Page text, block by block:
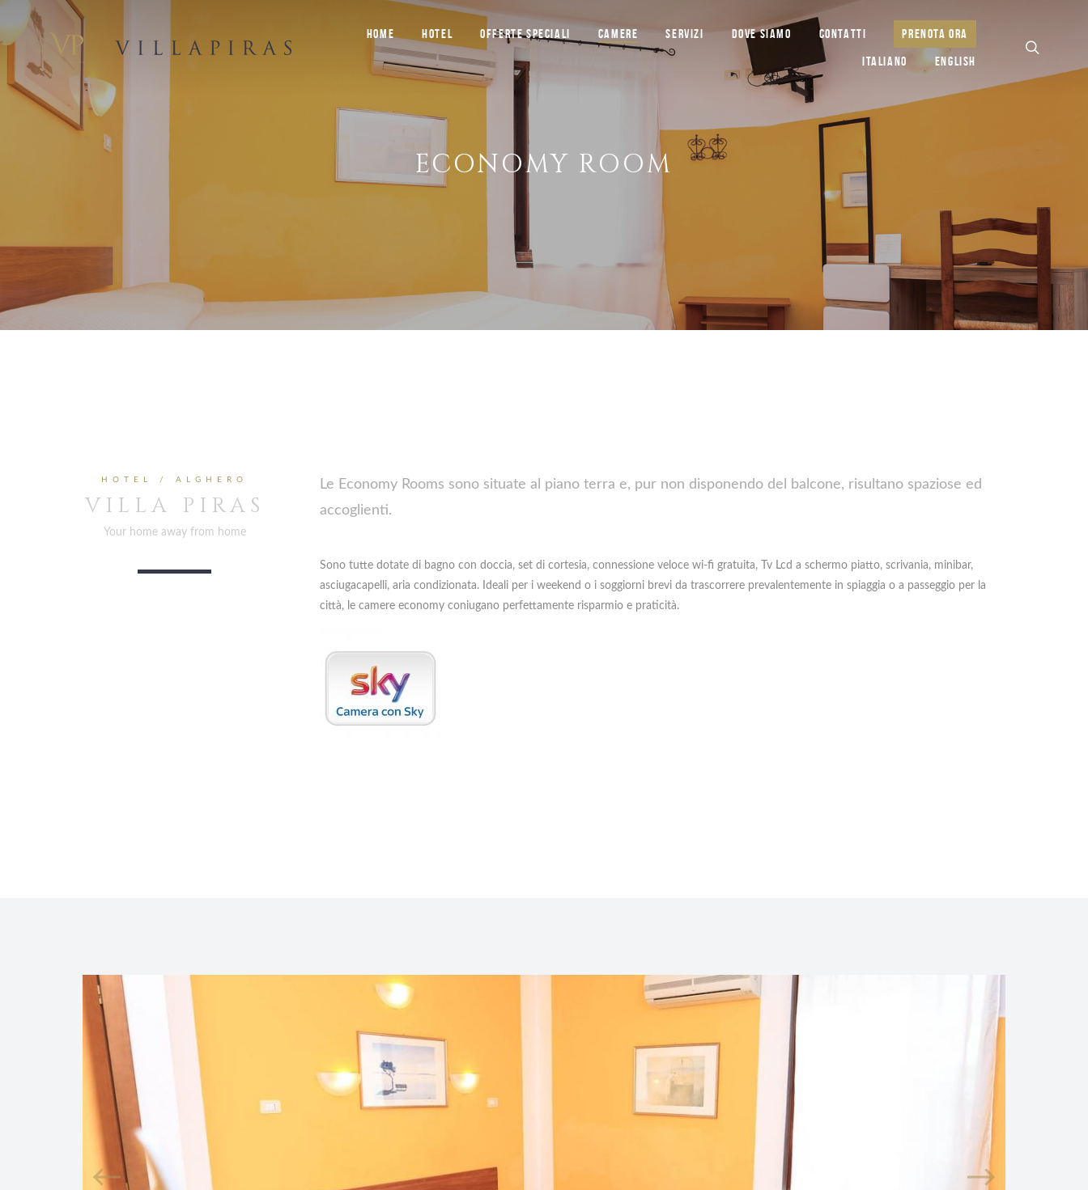
HOME HOTEL OFFERTE SPECIALI CAMERE SERVIZI DOVE SIAMO CONTATTI PRENOTA ORA
ITALIANO ENGLISH
ECONOMY ROOM
HOTEL / ALGHERO
VILLA PIRAS
Your home away from home
Le Economy Rooms sono situate al piano terra e, pur non disponendo del balcone, risultano spaziose ed
accoglienti.
Sono tutte dotate di bagno con doccia, set di cortesia, connessione veloce wi-fi gratuita, Tv Lcd a schermo piatto, scrivania, minibar,
asciugacapelli, aria condizionata. Ideali per i weekend o i soggiorni brevi da trascorrere prevalentemente in spiaggia o a passeggio per la
città, le camere economy coniugano perfettamente risparmio e praticità.